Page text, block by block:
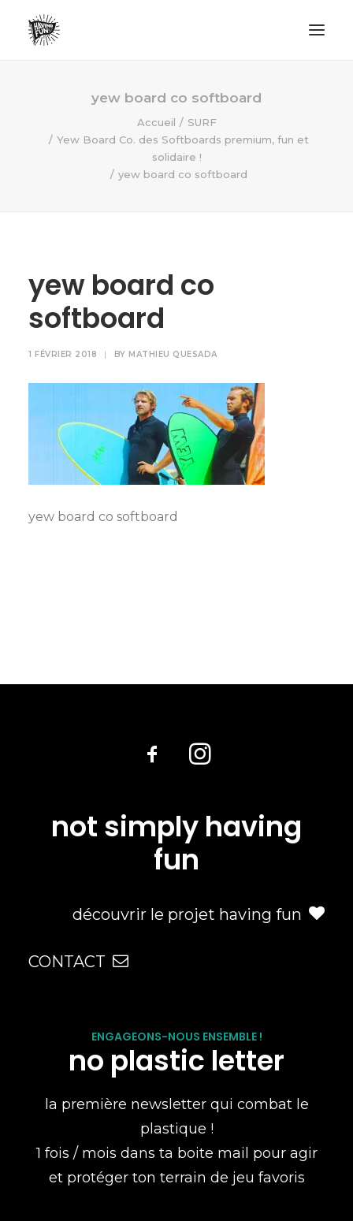
ECO FRIENDLY
RECHERCHE
yew board co softboard
Accueil
SURF
Yew Board Co. des Softboards premium, fun et
solidaire !
yew board co softboard
yew board co
softboard
1 FÉVRIER 2018 | BY MATHIEU QUESADA
yew board co softboard
not simply having
fun
découvrir le projet having fun
CONTACT
ENGAGEONS-NOUS ENSEMBLE !
no plastic letter
la première newsletter qui combat le
plastique !
1 fois / mois dans ta boite mail pour agir
et protéger ton terrain de jeu favoris